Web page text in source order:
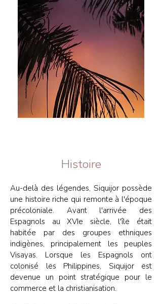
Histoire
Au-delà des légendes, Siquijor possède
une histoire riche qui remonte à l'époque
précoloniale. Avant l'arrivée des
Espagnols au XVIe siècle, l'île était
habitée par des groupes ethniques
indigènes, principalement les peuples
Visayas. Lorsque les Espagnols ont
colonisé les Philippines, Siquijor est
devenue un point stratégique pour le
commerce et la christianisation.